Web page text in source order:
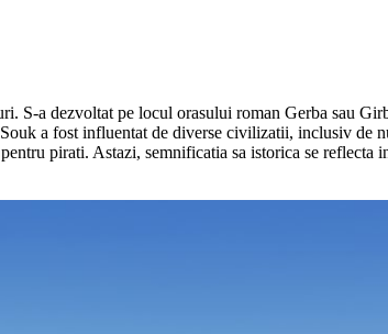
S-a dezvoltat pe locul orasului roman Gerba sau
a fost influentat de diverse civilizatii, inclusiv de
pirati. Astazi, semnificatia sa istorica se reflecta